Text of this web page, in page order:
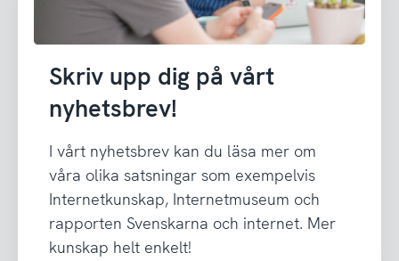
Skriv upp dig på vårt
nyhetsbrev!
I vårt nyhetsbrev kan du läsa mer om
våra olika satsningar som exempelvis
Internetkunskap, Internetmuseum och
rapporten Svenskarna och internet. Mer
kunskap helt enkelt!